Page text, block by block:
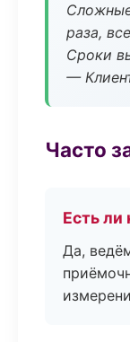
раза,
Сроки
—
Часто
Есть ли
Да,